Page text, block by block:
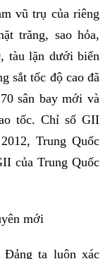
vũ trụ của riêng
trăng, sao hỏa,
tàu lặn dưới biển
sắt tốc độ cao đã
sân bay mới và
tốc. Chỉ số GII
Trung Quốc
của Trung Quốc
mới
Đảng ta luôn xác